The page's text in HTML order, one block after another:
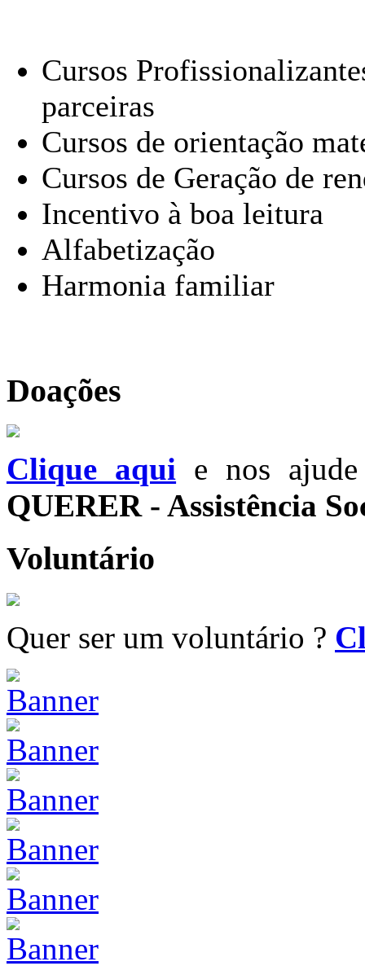
Cursos
parceiras
Cursos de orientação
Cursos de Geração de
Incentivo à boa leitura
Alfabetização
Harmonia familiar
Doações
Clique aqui e nos
QUERER - Assistência
Voluntário
Quer ser um voluntário ?